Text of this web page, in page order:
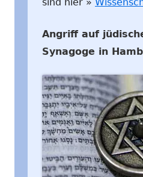
Angriff auf
Synagoge in